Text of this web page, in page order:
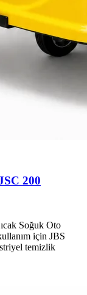
200
Soğuk Oto
için JBS
temizlik